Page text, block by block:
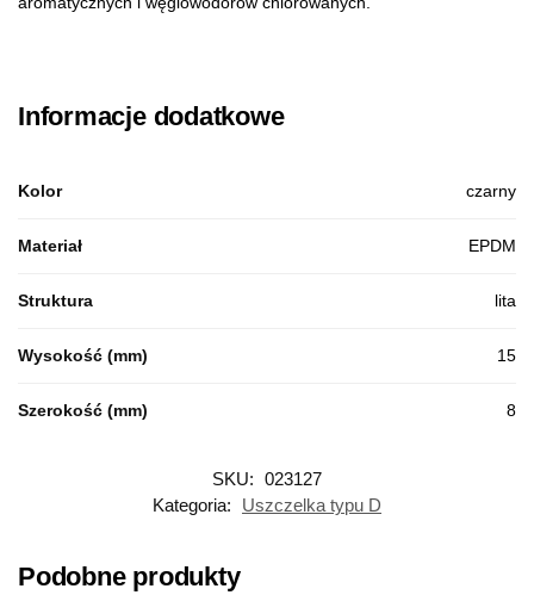
Informacje dodatkowe
Kolor czarny
Materiał EPDM
Struktura lita
Wysokość (mm) 15
Szerokość (mm) 8
SKU: 023127
Kategoria:
Uszczelka typu D
Podobne produkty